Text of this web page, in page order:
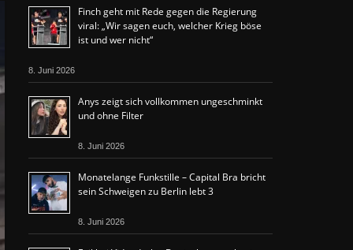
Finch geht mit Rede gegen die Regierung
viral: „Wir sagen euch, welcher Krieg böse
ist und wer nicht“
8. Juni 2026
Anys zeigt sich vollkommen ungeschminkt
und ohne Filter
8. Juni 2026
Monatelange Funkstille – Capital Bra bricht
sein Schweigen zu Berlin lebt 3
8. Juni 2026